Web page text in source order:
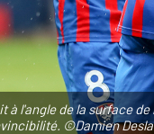
à l'angle de la surface
©Damien